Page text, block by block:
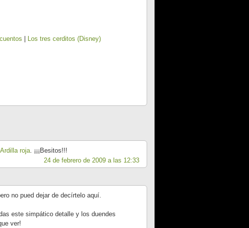
Los tres cerditos (Disney)
Ardilla roja . ¡¡¡Besitos!!!
24 de febrero de 2009 a las 12:33
no pued dejar de decírtelo aquí.
este simpático detalle y los duendes
ver!